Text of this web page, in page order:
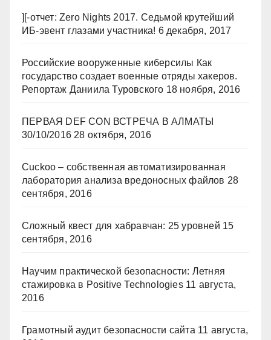
][-отчет: Zero Nights 2017. Седьмой крутейший
ИБ-эвент глазами участника! 6 декабря, 2017
Российские вооруженные киберсилы Как
государство создает военные отряды хакеров.
Репортаж Даниила Туровского 18 ноября, 2016
ПЕРВАЯ DEF CON ВСТРЕЧА В АЛМАТЫ
30/10/2016 28 октября, 2016
Cuckoo – собственная автоматизированная
лаборатория анализа вредоносных файлов 28
сентября, 2016
Сложный квест для хабравчан: 25 уровней 15
сентября, 2016
Научим практической безопасности: Летняя
стажировка в Positive Technologies 11 августа,
2016
Грамотный аудит безопасности сайта 11 августа,